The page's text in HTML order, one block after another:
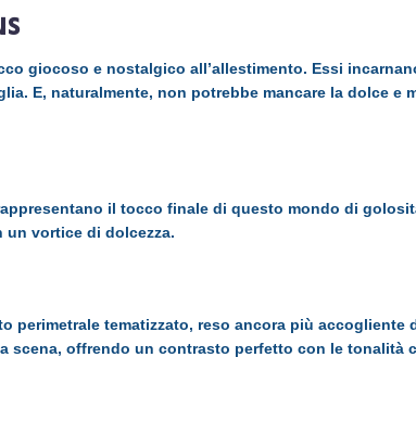
giocoso e nostalgico all’allestimento. Essi
E, naturalmente, non potrebbe mancare la dolce e
il tocco finale di questo mondo di
vortice di dolcezza.
tematizzato, reso ancora più accogliente
scena, offrendo un contrasto perfetto con le tonalità